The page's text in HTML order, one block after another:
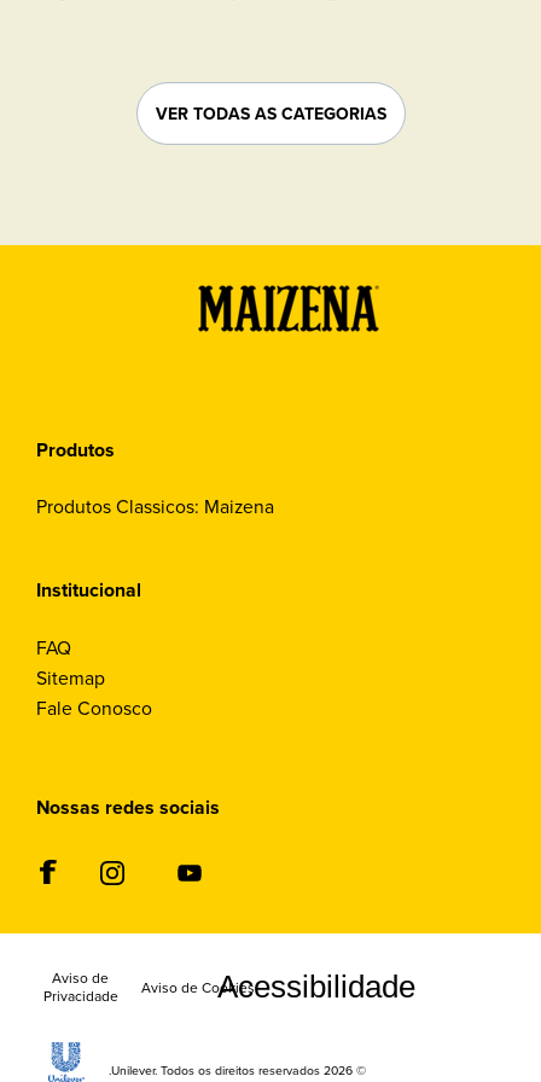
VER TODAS AS CATEGORIAS
Produtos
Produtos Classicos: Maizena
Institucional
FAQ
Sitemap
Fale Conosco
Nossas redes sociais
Aviso de
Privacidade
Aviso de Cookies
Definições deAcessibilidade